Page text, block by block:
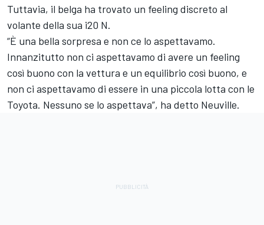
Tuttavia, il belga ha trovato un feeling discreto al
volante della sua i20 N.
“È una bella sorpresa e non ce lo aspettavamo.
Innanzitutto non ci aspettavamo di avere un feeling
così buono con la vettura e un equilibrio così buono, e
non ci aspettavamo di essere in una piccola lotta con le
Toyota. Nessuno se lo aspettava”, ha detto Neuville.